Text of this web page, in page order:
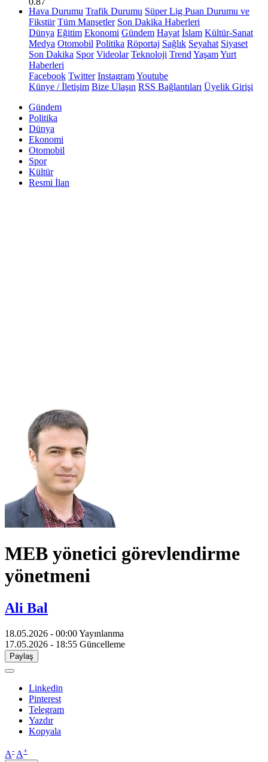
Hava Durumu Trafik Durumu Süper Lig Puan Durumu ve
Fikstür Tüm Manşetler Son Dakika Haberleri
Dünya Eğitim Ekonomi Gündem Hayat İslam Kültür-Sanat
Medya Otomobil Politika Röportaj Sağlık Seyahat Siyaset
Son Dakika Spor Videolar Teknoloji Trend YaşamYurt
Haberleri
Facebook Twitter InstagramYoutube
Künye / İletişim Bize Ulaşın RSS Bağlantıları Üyelik Girişi
Gündem
Politika
Dünya
Ekonomi
Otomobil
Spor
Kültür
Resmi İlan
MEB yönetici görevlendirme
yönetmeni
Ali Bal
18.05.2026 - 00:00Yayınlanma
17.05.2026 - 18:55 Güncelleme
Paylaş
Linkedin
Pinterest
Telegram
Yazdır
Kopyala
A- A+